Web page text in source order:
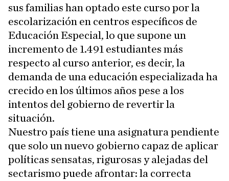
sus familias han optado este curso por la
escolarización en centros específicos de
Educación Especial, lo que supone un
incremento de 1.491 estudiantes más
respecto al curso anterior, es decir, la
demanda de una educación especializada ha
crecido en los últimos años pese a los
intentos del gobierno de revertir la
situación.
Nuestro país tiene una asignatura pendiente
que solo un nuevo gobierno capaz de aplicar
políticas sensatas, rigurosas y alejadas del
sectarismo puede afrontar: la correcta